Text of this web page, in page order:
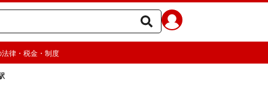
法律・税金・制度